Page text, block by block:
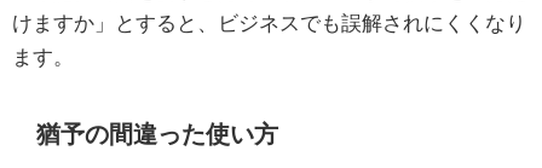
けますか」とすると、ビジネスでも誤解されにくくなり
ます。
猶予の間違った使い方